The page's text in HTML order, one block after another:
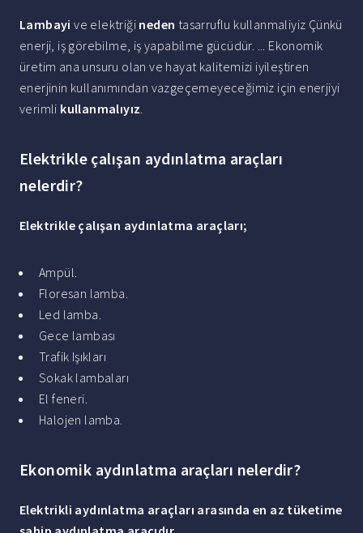
Lambayi ve elektriği neden tasarruflu kullanmaliyiz Çünkü
enerji, iş görebilme, iş yapabilme gücüdür. ... Ekonomik
üretim ana unsuru olan ve hayat kalitemizi iyileştiren
enerjinin kullanımından vazgeçemeyeceğimiz için enerjiyi
verimli kullanmalıyız.
Elektrikle çalışan aydınlatma araçları
nelerdir?
Elektrikle çalışan aydınlatma araçları;
Ampül.
Floresan lamba.
Led lamba.
Gece lambası
Trafik Işıkları
Sokak lambaları
El feneri.
Halojen lamba.
Ekonomik aydınlatma araçları nelerdir?
Elektrikli aydınlatma araçları arasında en az tüketime